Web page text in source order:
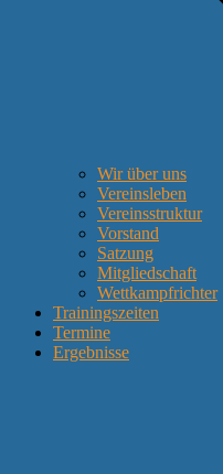
Wir über uns
Vereinsleben
Vereinsstruktur
Vorstand
Satzung
Mitgliedschaft
Wettkampfrichter
Trainingszeiten
Termine
Ergebnisse